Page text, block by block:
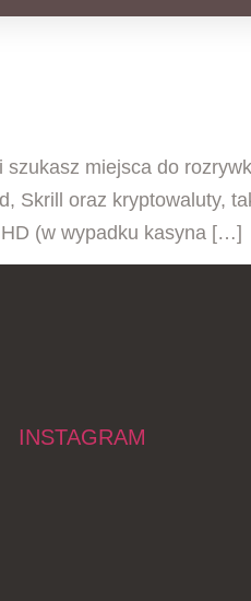
miejsca do
Skrill oraz kryptowaluty,
(w wypadku kasyna […]
INSTAGRAM